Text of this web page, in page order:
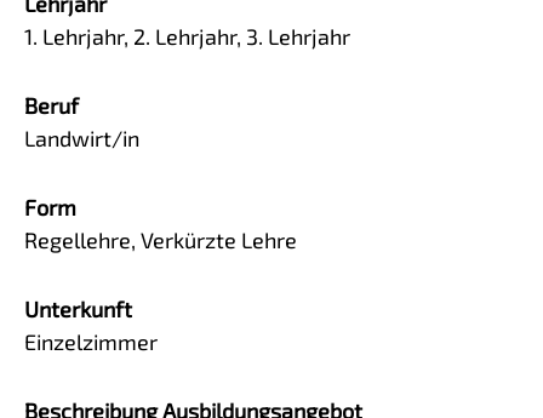
1. Lehrjahr, 2. Lehrjahr, 3. Lehrjahr
Beruf
Landwirt/in
Form
Regellehre, Verkürzte Lehre
Unterkunft
Einzelzimmer
Beschreibung Ausbildungsangebot